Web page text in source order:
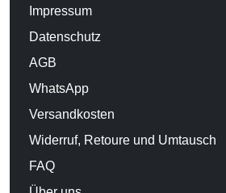
Impressum
Datenschutz
AGB
WhatsApp
Versandkosten
Widerruf, Retoure und Umtausch
FAQ